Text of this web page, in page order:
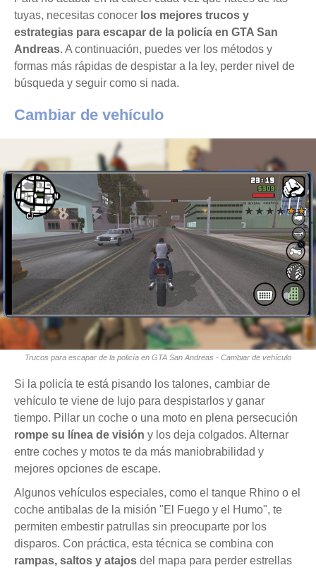
tuyas, necesitas conocer los mejores trucos y
estrategias para escapar de la policía en GTA San
Andreas. A continuación, puedes ver los métodos y
formas más rápidas de despistar a la ley, perder nivel de
búsqueda y seguir como si nada.
Cambiar de vehículo
Trucos para escapar de la policía en GTA San Andreas - Cambiar de vehículo
Si la policía te está pisando los talones, cambiar de
vehículo te viene de lujo para despistarlos y ganar
tiempo. Pillar un coche o una moto en plena persecución
rompe su línea de visión y los deja colgados. Alternar
entre coches y motos te da más maniobrabilidad y
mejores opciones de escape.
Algunos vehículos especiales, como el tanque Rhino o el
coche antibalas de la misión "El Fuego y el Humo", te
permiten embestir patrullas sin preocuparte por los
disparos. Con práctica, esta técnica se combina con
rampas, saltos y atajos del mapa para perder estrellas